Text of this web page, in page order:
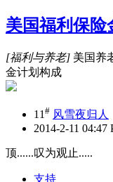
美国福利保险
[福利与养老] 美国养
金计划构成
11 # 风雪夜归人
2014-2-11 04:47
顶......叹为观止.....
支持